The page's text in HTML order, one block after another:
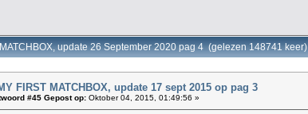
update 26 September 2020 pag 4 (gelezen 148741 keer)
FIRST MATCHBOX, update 17 sept 2015 op pag 3
#45 Gepost op: Oktober 04, 2015, 01:49:56 »